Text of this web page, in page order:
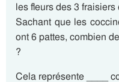
les fleurs des 3
Sachant que les
ont 6 pattes, combien
?
Cela représente ____